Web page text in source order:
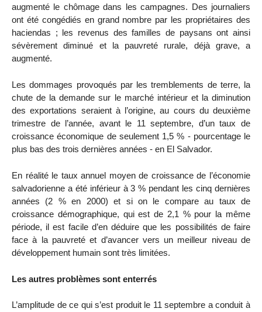
augmenté le chômage dans les campagnes. Des journaliers
ont été congédiés en grand nombre par les propriétaires des
haciendas ; les revenus des familles de paysans ont ainsi
sévèrement diminué et la pauvreté rurale, déjà grave, a
augmenté.
Les dommages provoqués par les tremblements de terre, la
chute de la demande sur le marché intérieur et la diminution
des exportations seraient à l’origine, au cours du deuxième
trimestre de l’année, avant le 11 septembre, d’un taux de
croissance économique de seulement 1,5 % - pourcentage le
plus bas des trois dernières années - en El Salvador.
En réalité le taux annuel moyen de croissance de l’économie
salvadorienne a été inférieur à 3 % pendant les cinq dernières
années (2 % en 2000) et si on le compare au taux de
croissance démographique, qui est de 2,1 % pour la même
période, il est facile d’en déduire que les possibilités de faire
face à la pauvreté et d’avancer vers un meilleur niveau de
développement humain sont très limitées.
Les autres problèmes sont enterrés
L’amplitude de ce qui s’est produit le 11 septembre a conduit à